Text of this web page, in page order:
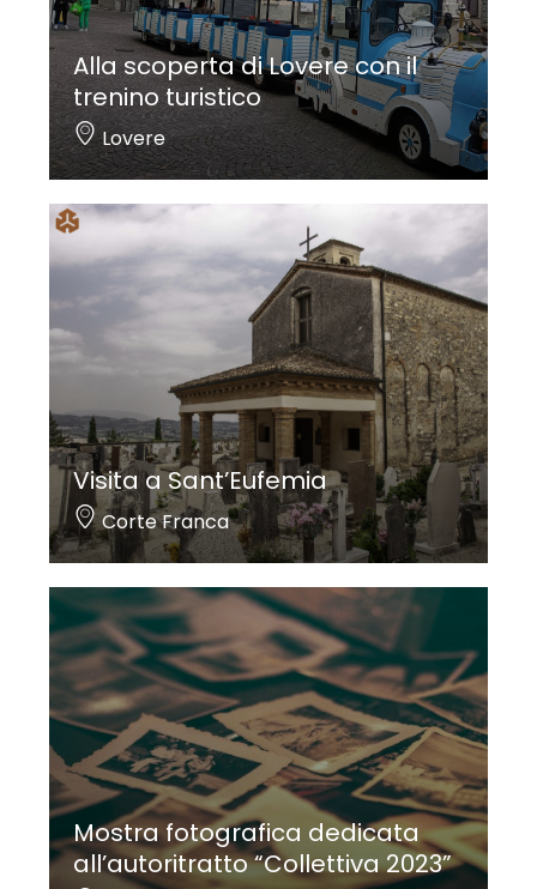
Alla scoperta di Lovere con il
trenino turistico
Lovere
Visita a Sant’Eufemia
Corte Franca
Mostra fotografica dedicata
all’autoritratto “Collettiva 2023”